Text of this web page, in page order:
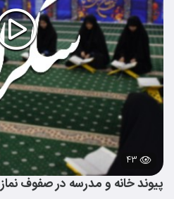
۴۳
پیوند خانه و مدرسه در صفوف نماز